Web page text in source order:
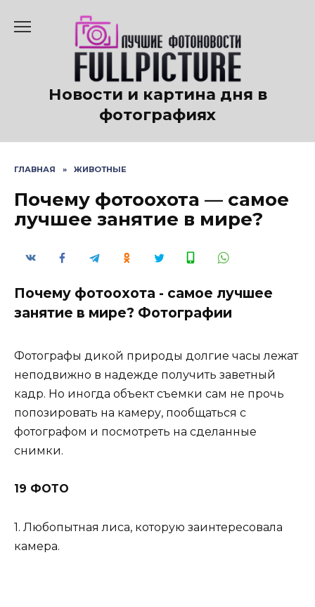
содержанию
Новости и картина дня в
фотографиях
ГЛАВНАЯ » ЖИВОТНЫЕ
Почему фотоохота — самое
лучшее занятие в мире?
Почему фотоохота - самое лучшее
занятие в мире? Фотографии
Фотографы дикой природы долгие часы лежат
неподвижно в надежде получить заветный
кадр. Но иногда объект съемки сам не прочь
попозировать на камеру, пообщаться с
фотографом и посмотреть на сделанные
снимки.
19 ФОТО
1. Любопытная лиса, которую заинтересовала
камера.